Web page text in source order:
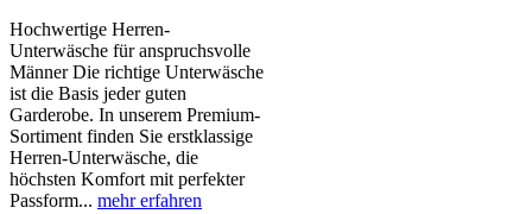
Hochwertige Herren-
Unterwäsche für anspruchsvolle
Männer Die richtige Unterwäsche
ist die Basis jeder guten
Garderobe. In unserem Premium-
Sortiment finden Sie erstklassige
Herren-Unterwäsche, die
höchsten Komfort mit perfekter
Passform... mehr erfahren